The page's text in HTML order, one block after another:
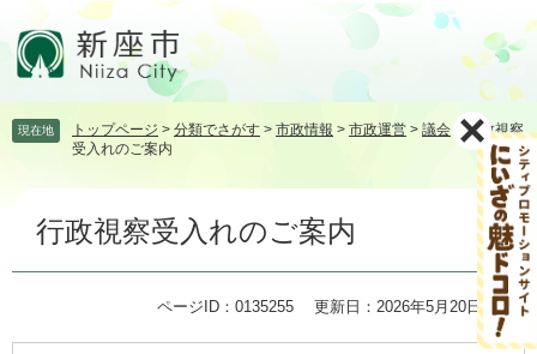
頭飛 現在地 トップページ > 分類でさがす > 市政情報 > 市政運営 > 議会>行政視察
受入れのご案内
行政視察受入れのご案内
ページID：0135255 更新日：2026年5月20日更新